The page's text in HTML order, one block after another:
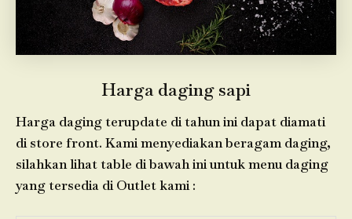
Harga daging sapi
Harga daging terupdate di tahun ini dapat diamati
di store front. Kami menyediakan beragam daging,
silahkan lihat table di bawah ini untuk menu daging
yang tersedia di Outlet kami :